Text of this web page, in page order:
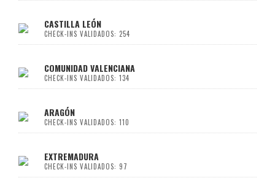
CASTILLA LEÓN
CHECK-INS VALIDADOS: 254
COMUNIDAD VALENCIANA
CHECK-INS VALIDADOS: 134
ARAGÓN
CHECK-INS VALIDADOS: 110
EXTREMADURA
CHECK-INS VALIDADOS: 97